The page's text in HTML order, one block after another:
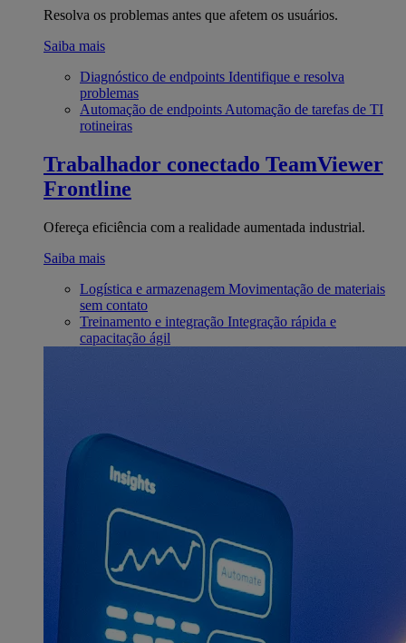
Resolva os problemas antes que afetem os usuários.
Saiba mais
Diagnóstico de endpoints Identifique e resolva
problemas
Automação de endpoints Automação de tarefas de TI
rotineiras
Trabalhador conectado TeamViewer
Frontline
Ofereça eficiência com a realidade aumentada industrial.
Saiba mais
Logística e armazenagem Movimentação de materiais
sem contato
Treinamento e integração Integração rápida e
capacitação ágil